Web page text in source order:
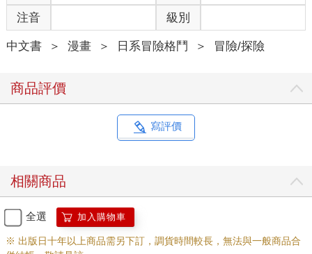
注音 級別
中文書 ＞ 漫畫 ＞ 日系冒險格鬥 ＞ 冒險/探險
商品評價
寫評價
相關商品
全選 加入購物車
※ 出版日十年以上商品需另下訂，調貨時間較長，無法與一般商品合